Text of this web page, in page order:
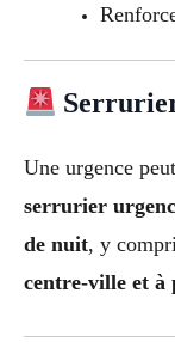
Une urgence
serrurier
de nuit, y
centre-ville et à